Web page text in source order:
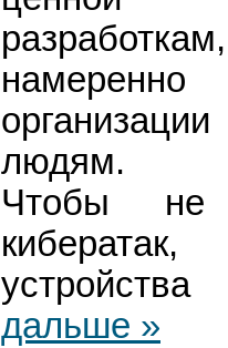
людям.
Чтобы не
кибератак,
дальше »